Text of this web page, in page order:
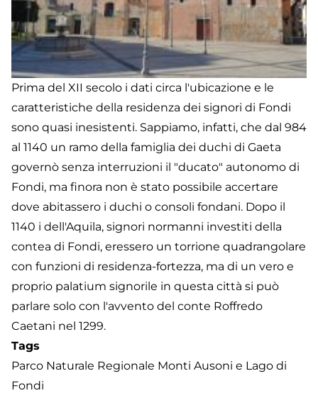
Prima del XII secolo i dati circa l'ubicazione e le
caratteristiche della residenza dei signori di Fondi
sono quasi inesistenti. Sappiamo, infatti, che dal 984
al 1140 un ramo della famiglia dei duchi di Gaeta
governò senza interruzioni il "ducato" autonomo di
Fondi, ma finora non è stato possibile accertare
dove abitassero i duchi o consoli fondani. Dopo il
1140 i dell'Aquila, signori normanni investiti della
contea di Fondi, eressero un torrione quadrangolare
con funzioni di residenza-fortezza, ma di un vero e
proprio palatium signorile in questa città si può
parlare solo con l'avvento del conte Roffredo
Caetani nel 1299.
Tags
Parco Naturale Regionale Monti Ausoni e Lago di
Fondi